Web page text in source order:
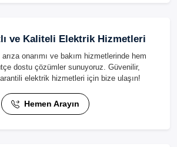
ve Kaliteli Elektrik Hizmetleri
onarımı ve bakım hizmetlerinde hem
dostu çözümler sunuyoruz. Güvenilir,
elektrik hizmetleri için bize ulaşın!
Hemen Arayın